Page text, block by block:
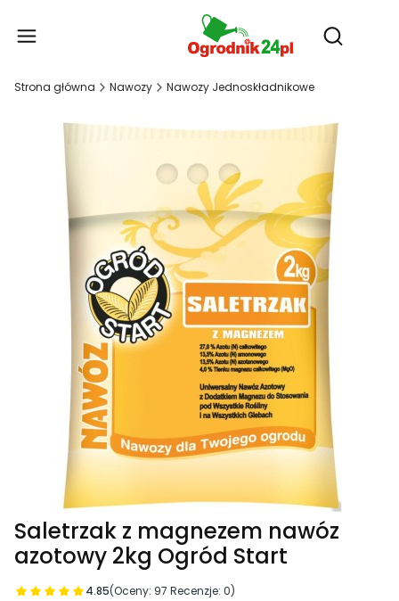
Otwórz
Strona główna Nawozy Nawozy Jednoskładnikowe
Saletrzak z magnezem nawóz
azotowy 2kg Ogród Start
4.85(Oceny: 97 Recenzje: 0)